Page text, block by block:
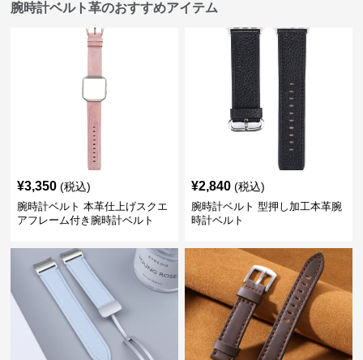
腕時計ベルト革のおすすめアイテム
¥3,350 (税込)
腕時計ベルト 本革仕上げスクエ
アフレーム付き腕時計ベルト
¥2,840 (税込)
腕時計ベルト 型押し加工本革腕
時計ベルト